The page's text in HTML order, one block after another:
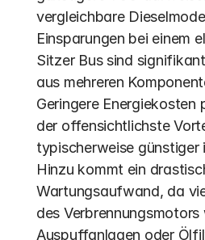
vergleichbare
Einsparungen bei einem
Sitzer Bus sind
aus mehreren
Geringere Energiekosten
der offensichtlichste
typischerweise günstiger
Hinzu kommt ein
Wartungsaufwand, da
des Verbrennungsmotors
Auspuffanlagen oder